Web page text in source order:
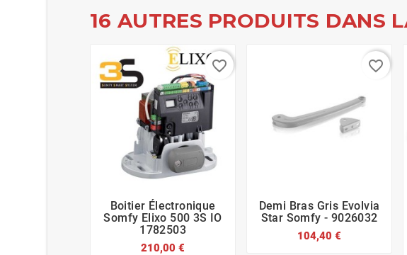
16 AUTRES PRODUITS DANS
   
Boitier Électronique
Somfy Elixo 500 3S IO
1782503
210,00 €
favorite_border
   
Demi Bras Gris Evolvia
Star Somfy - 9026032
104,40 €
favorite_border